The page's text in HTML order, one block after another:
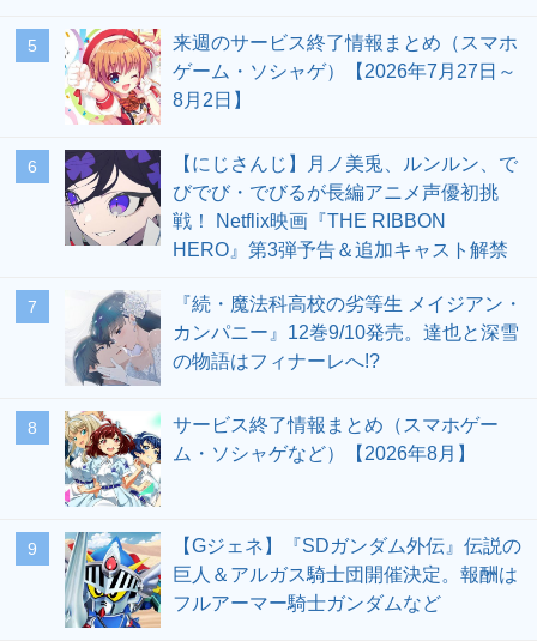
5
来週のサービス終了情報まとめ（スマホ
ゲーム・ソシャゲ）【2026年7月27日～
8月2日】
6
【にじさんじ】月ノ美兎、ルンルン、で
びでび・でびるが長編アニメ声優初挑
戦！ Netflix映画『THE RIBBON
HERO』第3弾予告＆追加キャスト解禁
7
『続・魔法科高校の劣等生 メイジアン・
カンパニー』12巻9/10発売。達也と深雪
の物語はフィナーレへ!?
8
サービス終了情報まとめ（スマホゲー
ム・ソシャゲなど）【2026年8月】
9
【Gジェネ】『SDガンダム外伝』伝説の
巨人＆アルガス騎士団開催決定。報酬は
フルアーマー騎士ガンダムなど